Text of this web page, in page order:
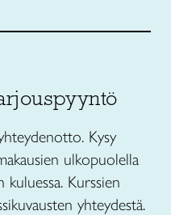
Kysy
ulkopuolella
kuluessa. Kurssien
yhteydestä.